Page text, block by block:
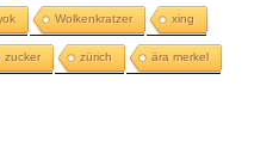
Wolkenkratzer xing
zucker zürich ära merkel